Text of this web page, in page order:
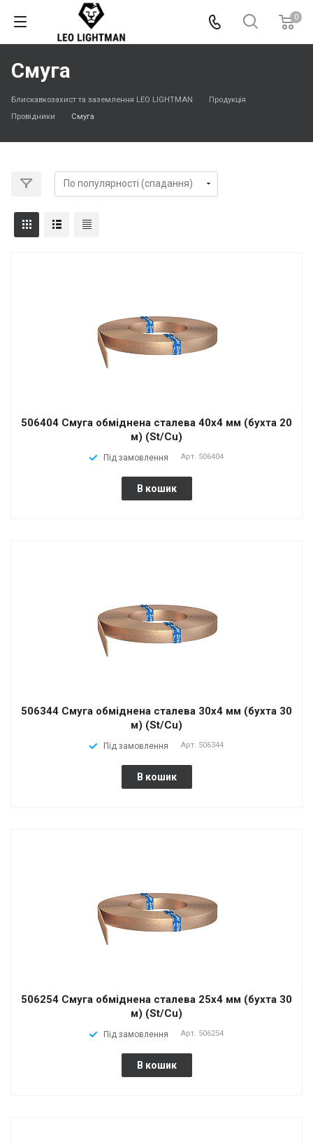
0
Смуга
Блискавкозахист та заземлення LEO LIGHTMAN
Продукція
Провідники
Смуга
506404 Смуга обміднена сталева 40х4 мм (бухта 20
м) (St/Cu)
Під замовлення Арт. 506404
В кошик
506344 Смуга обміднена сталева 30х4 мм (бухта 30
м) (St/Cu)
Під замовлення Арт. 506344
В кошик
506254 Смуга обміднена сталева 25х4 мм (бухта 30
м) (St/Cu)
Під замовлення Арт. 506254
В кошик